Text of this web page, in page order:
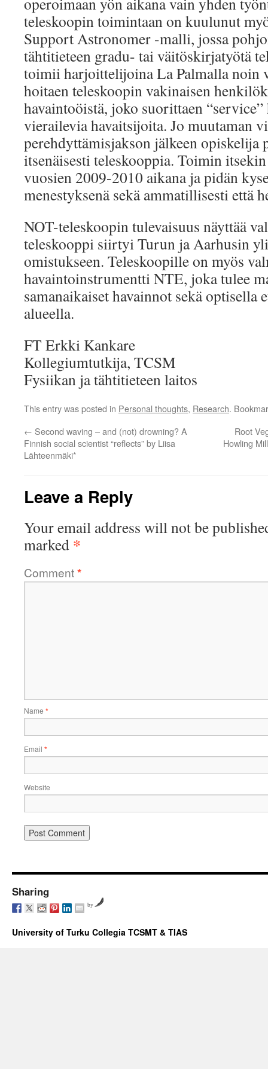
teleskoopin toimintaan on kuulunut
Support Astronomer -malli, jossa
tähtitieteen gradu- tai väitöskirjatyötä
toimii harjoittelijoina La Palmalla noin
hoitaen teleskoopin vakinaisen
havaintoöistä, joko suorittaen
vierailevia havaitsijoita. Jo muutaman
perehdyttämisjakson jälkeen opiskelija
itsenäisesti teleskooppia. Toimin itsekin
vuosien 2009-2010 aikana ja pidän
menestyksenä sekä ammatillisesti että
NOT-teleskoopin tulevaisuus näyttää
teleskooppi siirtyi Turun ja Aarhusin
omistukseen. Teleskoopille on myös
havaintoinstrumentti NTE, joka tulee
samanaikaiset havainnot sekä optisella
alueella.
FT Erkki Kankare
Kollegiumtutkija, TCSM
Fysiikan ja tähtitieteen laitos
This entry was posted in Personal thoughts, Research.
← Second waving – and (not) drowning? A
Finnish social scientist “reflects” by Liisa
Lähteenmäki*
Root
Howling
Leave a Reply
Your email address will not be
marked *
Comment*
Name *
Email *
Website
Sharing
by
University of Turku Collegia TCSMT & TIAS